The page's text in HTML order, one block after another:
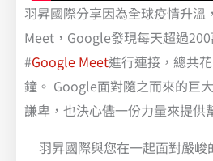
羽昇國際分享因為全球疫情升
Meet，Google發現每天超過
#Google Meet進行連接，總共
鐘。 Google面對隨之而來的巨
謙卑，也決心儘一份力量來提供
羽昇國際與您在一起面對嚴峻